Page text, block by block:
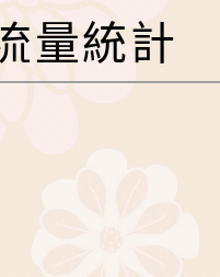
海報
託播影（
心障礙者
三次國
及附件英
新聞傳播
務政策溝
國民及學
度促進
政府LED
量統計